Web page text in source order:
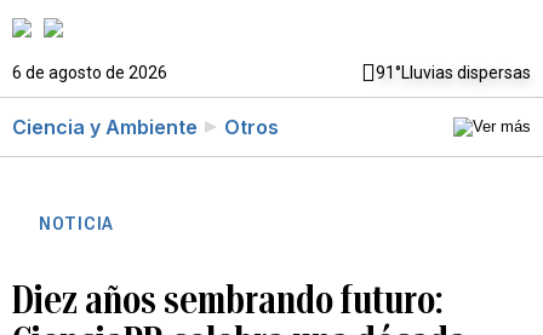
6 de agosto de 2026 91°Lluvias dispersas
Ciencia y Ambiente Otros
NOTICIA
Diez años sembrando futuro: